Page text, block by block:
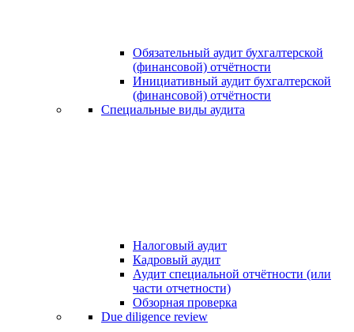
Обязательный аудит бухгалтерской
(финансовой) отчётности
Инициативный аудит бухгалтерской
(финансовой) отчётности
Специальные виды аудита
Налоговый аудит
Кадровый аудит
Аудит специальной отчётности (или
части отчетности)
Обзорная проверка
Due diligence review